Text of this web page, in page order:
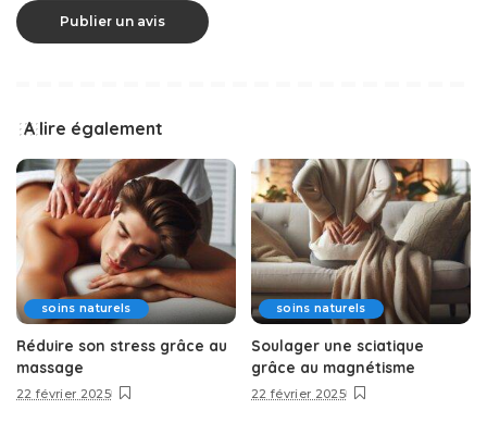
A lire également
soins naturels
Réduire son stress grâce au
massage
22 février 2025
soins naturels
Soulager une sciatique
grâce au magnétisme
22 février 2025